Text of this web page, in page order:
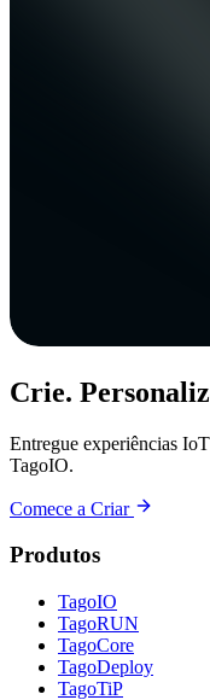
Crie.
Entregue experiências
TagoIO.
Comece a Criar
Produtos
TagoIO
TagoRUN
TagoCore
TagoDeploy
TagoTiP